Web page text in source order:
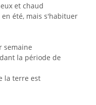
et chaud
été, mais s'habituer
semaine
la période de
la terre est